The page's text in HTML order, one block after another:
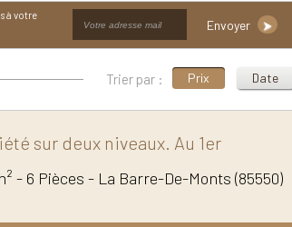
Envoyer
Trier par : Prix Date
sur deux niveaux. Au 1er
- 6 Pièces - La Barre-De-Monts (85550)